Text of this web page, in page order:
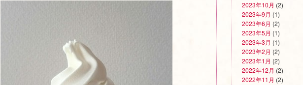
2023年10月 (2)
2023年9月 (1)
2023年6月 (2)
2023年5月 (1)
2023年3月 (1)
2023年2月 (2)
2023年1月 (2)
2022年12月 (2)
2022年11月 (2)